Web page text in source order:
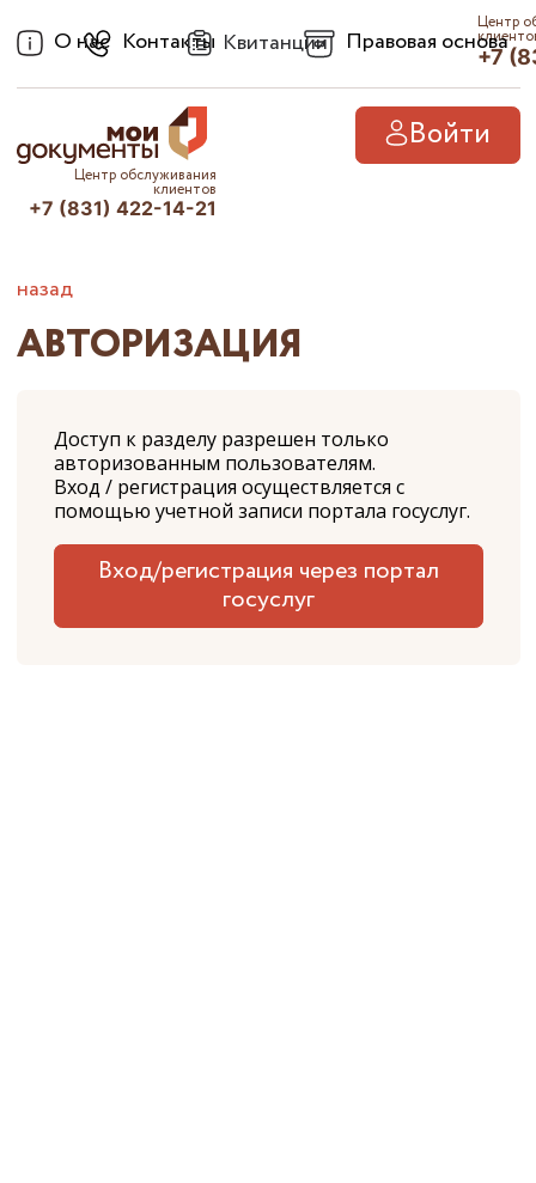
О нас Контакты Квитанции Правовая основа
Центр
+7
Войти
Центр обслуживания
клиентов
+7 (831) 422-14-21
назад
АВТОРИЗАЦИЯ
Доступ к разделу разрешен только
авторизованным пользователям.
Вход / регистрация осуществляется с
помощью учетной записи портала госуслуг.
Вход/регистрация через портал
госуслуг